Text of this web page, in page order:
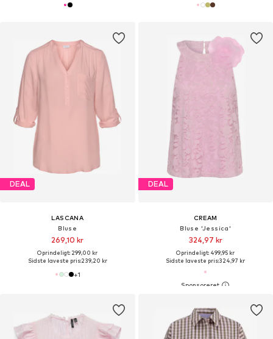
DEAL
LASCANA
Bluse
269,10 kr
Oprindeligt: 299,00 kr
Sidste laveste pris:239,20 kr
+1
DEAL
CREAM
Bluse 'Jessica'
324,97 kr
Oprindeligt: 499,95 kr
Sidste laveste pris:324,97 kr